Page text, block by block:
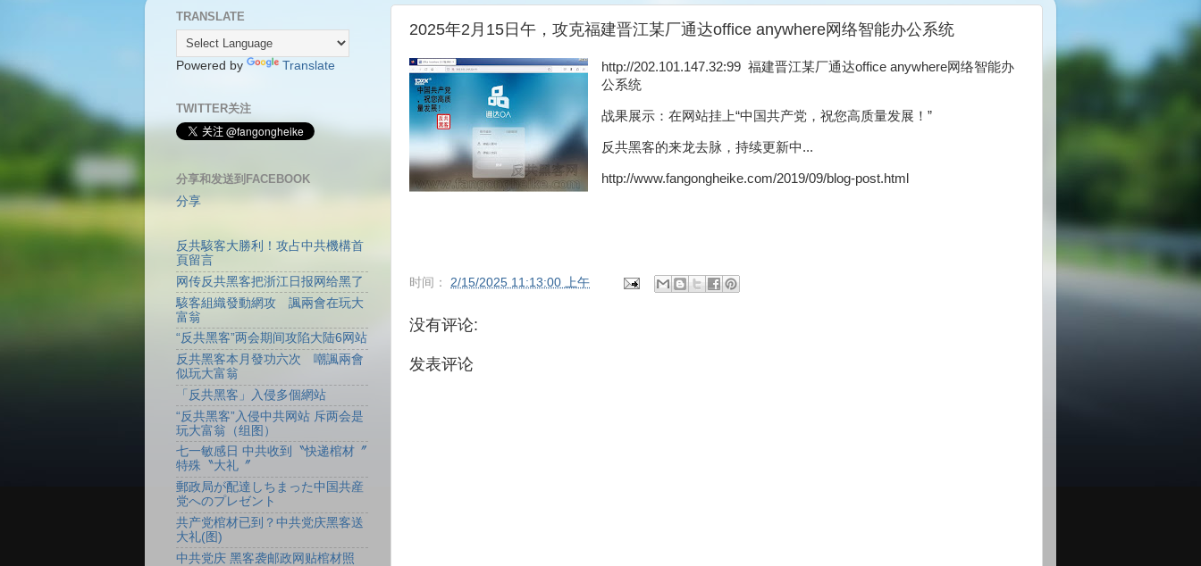
2025年2月15日午，攻克福建晋江某厂通达office anywhere网络智能办公系统
http://202.101.147.32:99 福建晋江某厂通达office anywhere网络智能办
公系统
战果展示：在网站挂上“中国共产党，祝您高质量发展！”
反共黑客的来龙去脉，持续更新中...
http://www.fangongheike.com/2019/09/blog-post.html
时间： 2/15/2025 11:13:00 上午
没有评论:
发表评论
TRANSLATE
Powered by Translate
TWITTER关注
分享和发送到FACEBOOK
分享
反共駭客大勝利！攻占中共機構首
頁留言
网传反共黑客把浙江日报网给黑了
駭客組織發動網攻 諷兩會在玩大
富翁
“反共黑客”两会期间攻陷大陆6网站
反共黑客本月發功六次 嘲諷兩會
似玩大富翁
「反共黑客」入侵多個網站
“反共黑客”入侵中共网站 斥两会是
玩大富翁（组图）
七一敏感日 中共收到〝快递棺材〞
特殊〝大礼〞
郵政局が配達しちまった中国共産
党へのプレゼント
共产党棺材已到？中共党庆黑客送
大礼(图)
中共党庆 黑客袭邮政网贴棺材照